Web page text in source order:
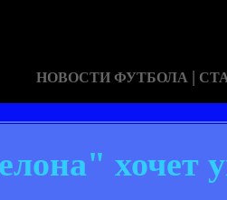
НОВОСТИ ФУТБОЛА |
хочет